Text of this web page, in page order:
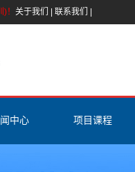
！ 关于我们 联系我们
中心 项目课程